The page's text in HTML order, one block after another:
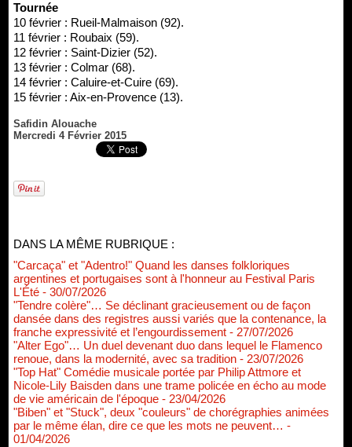
Tournée
10 février : Rueil-Malmaison (92).
11 février : Roubaix (59).
12 février : Saint-Dizier (52).
13 février : Colmar (68).
14 février : Caluire-et-Cuire (69).
15 février : Aix-en-Provence (13).
Safidin Alouache
Mercredi 4 Février 2015
DANS LA MÊME RUBRIQUE :
"Carcaça" et "Adentro!" Quand les danses folkloriques
argentines et portugaises sont à l'honneur au Festival Paris
L'Été - 30/07/2026
"Tendre colère"… Se déclinant gracieusement ou de façon
dansée dans des registres aussi variés que la contenance, la
franche expressivité et l’engourdissement - 27/07/2026
"Alter Ego"… Un duel devenant duo dans lequel le Flamenco
renoue, dans la modernité, avec sa tradition - 23/07/2026
"Top Hat" Comédie musicale portée par Philip Attmore et
Nicole-Lily Baisden dans une trame policée en écho au mode
de vie américain de l'époque - 23/04/2026
"Biben" et "Stuck", deux "couleurs" de chorégraphies animées
par le même élan, dire ce que les mots ne peuvent… -
01/04/2026